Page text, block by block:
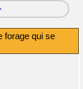
forage qui se